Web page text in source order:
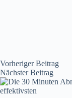
VorherigerBeitrag
NächsterBeitrag